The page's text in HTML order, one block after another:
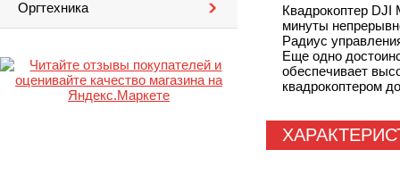
Оргтехника
Квадрокоптер DJI
минуты
Радиус
Еще одно
обеспечивает
квадрокоптером